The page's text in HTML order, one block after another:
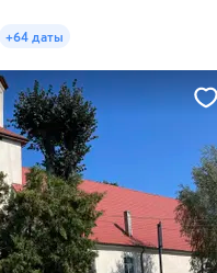
+64 даты